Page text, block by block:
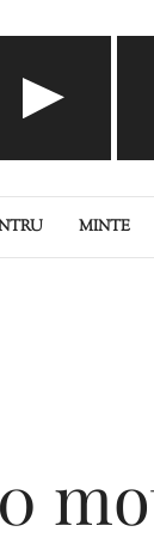
MINTE